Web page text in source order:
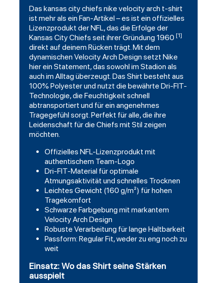
Das kansas city chiefs nike velocity arch t-shirt
ist mehr als ein Fan-Artikel – es ist ein offizielles
Lizenzprodukt der NFL, das die Erfolge der
Kansas City Chiefs seit ihrer Gründung 1960 [1]
direkt auf deinem Rücken trägt. Mit dem
dynamischen Velocity Arch Design setzt Nike
hier ein Statement, das sowohl im Stadion als
auch im Alltag überzeugt. Das Shirt besteht aus
100% Polyester und nutzt die bewährte Dri-FIT-
Technologie, die Feuchtigkeit schnell
abtransportiert und für ein angenehmes
Tragegefühl sorgt. Perfekt für alle, die ihre
Leidenschaft für die Chiefs mit Stil zeigen
möchten.
Offizielles NFL-Lizenzprodukt mit
authentischem Team-Logo
Dri-FIT-Material für optimale
Atmungsaktivität und schnelles Trocknen
Leichtes Gewicht (160 g/m²) für hohen
Tragekomfort
Schwarze Farbgebung mit markantem
Velocity Arch Design
Robuste Verarbeitung für lange Haltbarkeit
Passform: Regular Fit, weder zu eng noch zu
weit
Einsatz: Wo das Shirt seine Stärken
ausspielt